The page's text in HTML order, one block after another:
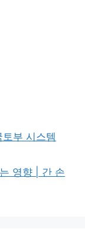
부 시스템
영향 | 간 손